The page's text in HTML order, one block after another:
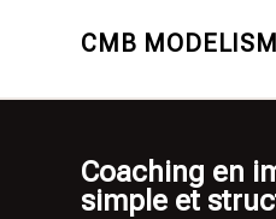
CMB
Coaching en
simple et